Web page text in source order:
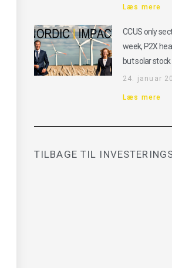
Læs mere
CCUS only
week, P2X
but solar
24. januar
Læs mere
TILBAGE TIL